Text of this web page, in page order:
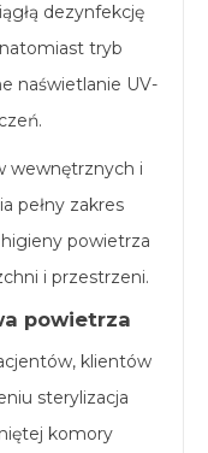
dezynfekcję
tryb
naświetlanie UV-
wewnętrznych i
pełny zakres
powietrza
i przestrzeni.
powietrza
klientów
sterylizacja
komory